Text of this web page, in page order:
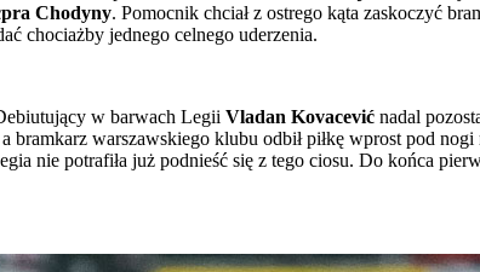
Chodyny. Pomocnik chciał z ostrego kąta zaskoczyć
chociażby jednego celnego uderzenia.
w barwach Legii Vladan Kovacević nadal
warszawskiego klubu odbił piłkę wprost pod nogi
nie potrafiła już podnieść się z tego ciosu. Do końca